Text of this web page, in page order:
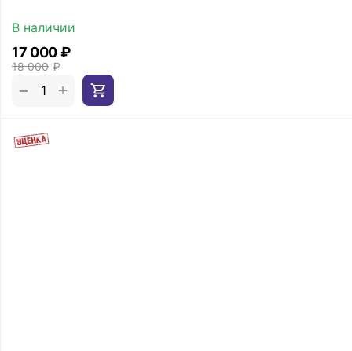
В наличии
18 000 ₽
17 000₽
+
−